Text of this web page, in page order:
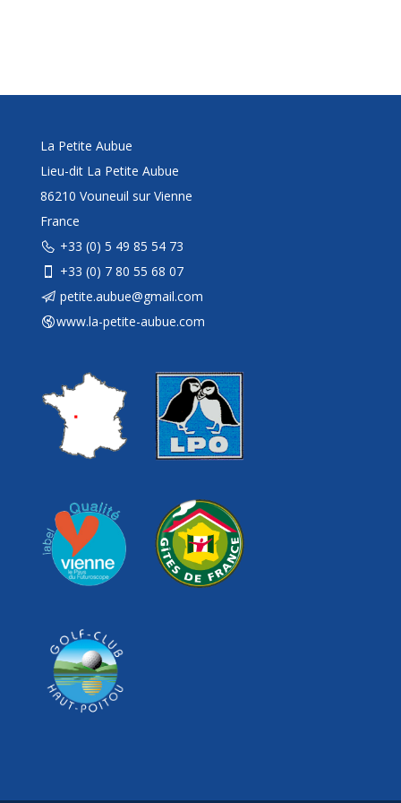
La Petite Aubue
Lieu-dit La Petite Aubue
86210 Vouneuil sur Vienne
France
+33 (0) 5 49 85 54 73
+33 (0) 7 80 55 68 07
petite.aubue@gmail.com
www.la-petite-aubue.com